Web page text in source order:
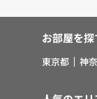
客様の同意
生の向上ま
とが困難で
お部屋を探
東京都 神